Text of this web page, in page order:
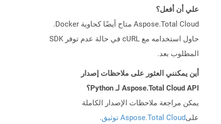
علي أن أفعل؟
Aspose.Total Cloud متاح أيضًا كحاوية Docker.
حاول استخدامه مع cURL في حالة عدم توفر SDK
المطلوب بعد.
أين يمكنني العثور على ملاحظات إصدار
Aspose.Total Cloud API لـ Python؟
يمكن مراجعة ملاحظات الإصدار الكاملة
علىAspose.Total Cloud توثيق .